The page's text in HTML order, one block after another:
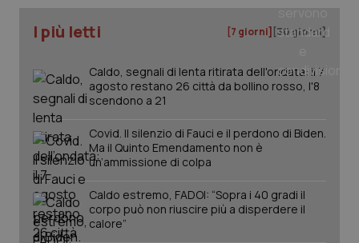
I più letti [7 giorni] [30 giorni]
Caldo, segnali di lenta ritirata dell'ondata: il 7
agosto restano 26 città da bollino rosso, l'8
scendono a 21
Covid. Il silenzio di Fauci e il perdono di Biden.
Ma il Quinto Emendamento non è
un’ammissione di colpa
Caldo estremo, FADOI: “Sopra i 40 gradi il
corpo può non riuscire più a disperdere il
calore”